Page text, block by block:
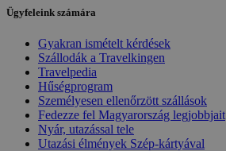
Ügyfeleink számára
Gyakran ismételt kérdések
Szállodák a Travelkingen
Travelpedia
Hűségprogram
Személyesen ellenőrzött szállások
Fedezze fel Magyarország legjobbjait
Nyár, utazással tele
Utazási élmények Szép-kártyával